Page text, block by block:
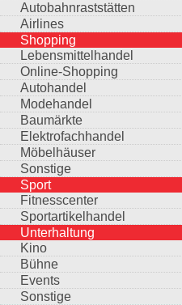
Autobahnraststätten
Airlines
Shopping
Lebensmittelhandel
Online-Shopping
Autohandel
Modehandel
Baumärkte
Elektrofachhandel
Möbelhäuser
Sonstige
Sport
Fitnesscenter
Sportartikelhandel
Unterhaltung
Kino
Bühne
Events
Sonstige